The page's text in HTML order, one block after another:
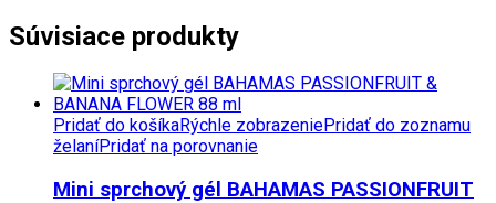
Súvisiace produkty
Pridať do košíkaRýchle zobrazeniePridať do zoznamu
želaníPridať na porovnanie
Mini sprchový gél BAHAMAS PASSIONFRUIT